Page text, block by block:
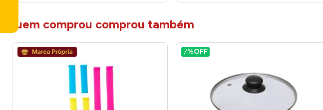
quem comprou comprou também
7%OFF